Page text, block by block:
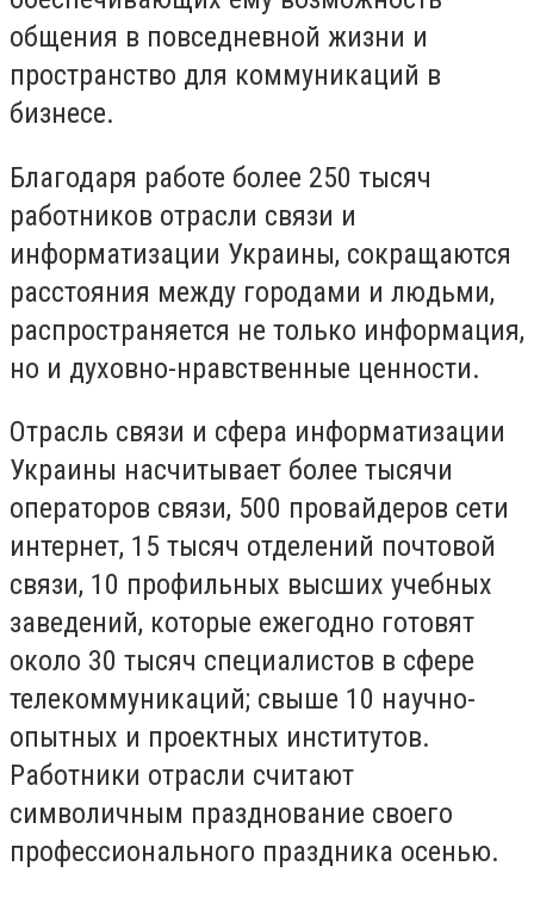
общения в повседневной жизни и
пространство для коммуникаций в
бизнесе.
Благодаря работе более 250 тысяч
работников отрасли связи и
информатизации Украины, сокращаются
расстояния между городами и людьми,
распространяется не только информация,
но и духовно-нравственные ценности.
Отрасль связи и сфера информатизации
Украины насчитывает более тысячи
операторов связи, 500 провайдеров сети
интернет, 15 тысяч отделений почтовой
связи, 10 профильных высших учебных
заведений, которые ежегодно готовят
около 30 тысяч специалистов в сфере
телекоммуникаций; свыше 10 научно-
опытных и проектных институтов.
Работники отрасли считают
символичным празднование своего
профессионального праздника осенью.